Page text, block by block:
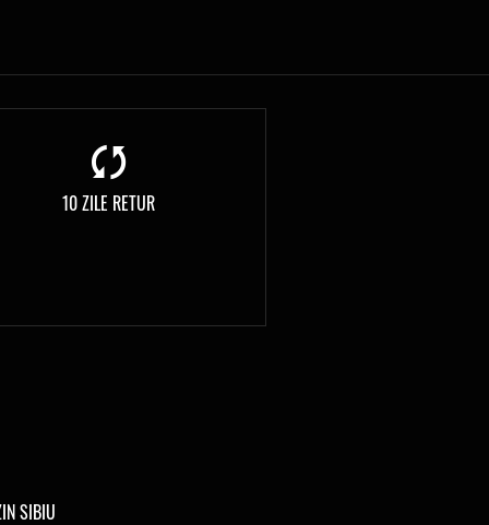
10 ZILE RETUR
SIBIU